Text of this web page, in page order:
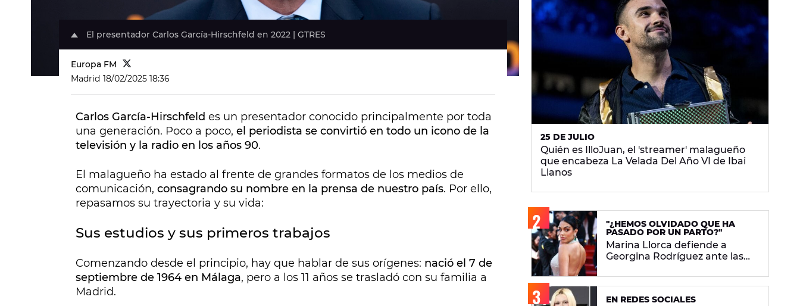
El presentador Carlos García-Hirschfeld en 2022 | GTRES
Europa FM
Madrid 18/02/2025 18:36
Carlos García-Hirschfeld es un presentador conocido principalmente por toda
una generación. Poco a poco, el periodista se convirtió en todo un icono de la
televisión y la radio en los años 90.
El malagueño ha estado al frente de grandes formatos de los medios de
comunicación, consagrando su nombre en la prensa de nuestro país. Por ello,
repasamos su trayectoria y su vida:
Sus estudios y sus primeros trabajos
Comenzando desde el principio, hay que hablar de sus orígenes: nació el 7 de
septiembre de 1964 en Málaga, pero a los 11 años se trasladó con su familia a
Madrid.
25 DE JULIO
Quién es IlloJuan, el 'streamer' malagueño
que encabeza La Velada Del Año VI de Ibai
Llanos
"¿HEMOS OLVIDADO QUE HA
PASADO POR UN PARTO?"
Marina Llorca defiende a
Georgina Rodríguez ante las
EN REDES SOCIALES